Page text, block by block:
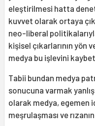
eleştirilmesi hatta
kuvvet olarak ortaya
neo-liberal
kişisel çıkarlarının yön
medya bu işlevini
Tabii bundan medya
sonucuna varmak
olarak medya, egemen
meşrulaşması ve